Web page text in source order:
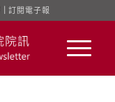
訂閱電子報